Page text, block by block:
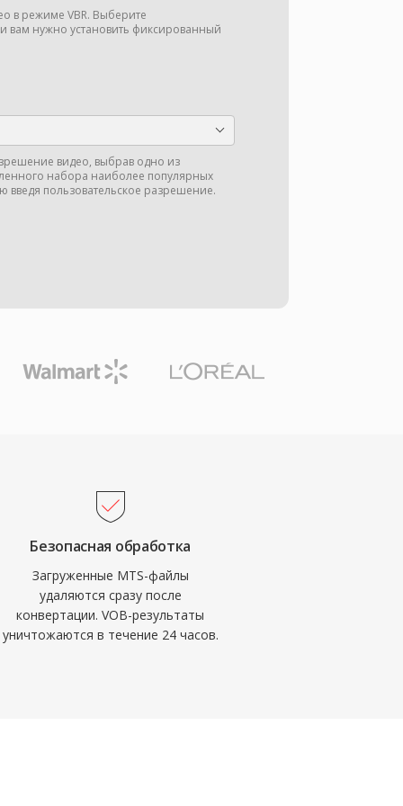
в режиме VBR. Выберите
вам нужно установить фиксированный
видео, выбрав одно из
набора наиболее популярных
пользовательское разрешение.
Безопасная обработка
Загруженные MTS-файлы
удаляются сразу после
конвертации. VOB-результаты
уничтожаются в течение 24 часов.